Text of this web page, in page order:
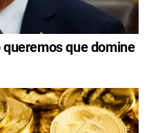
que domine